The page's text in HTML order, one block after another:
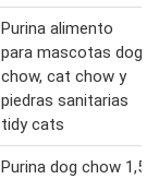
Purina alimento
para mascotas dog
chow, cat chow y
piedras sanitarias
tidy cats
Purina dog chow 1,5